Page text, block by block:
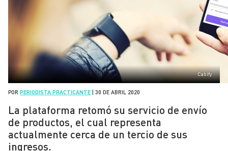
Contenido Patrocinado
Cabify
POR PERIODISTA PRACTICANTE 30 DE ABRIL 2020
La plataforma retomó su servicio de envío
de productos, el cual representa
actualmente cerca de un tercio de sus
ingresos.